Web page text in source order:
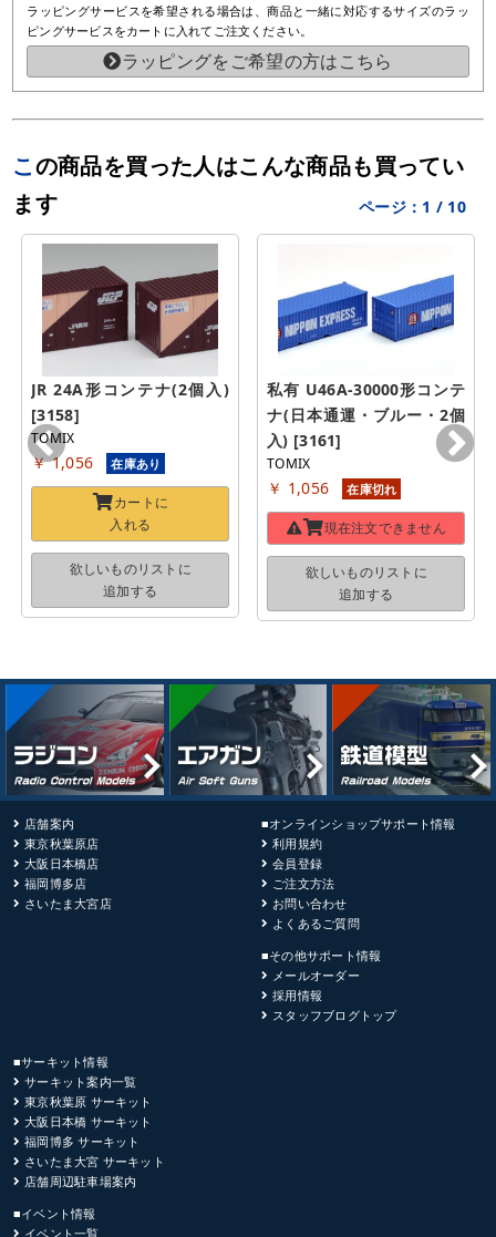
ラッピングサービスを希望される場合は、商品と一緒に対応するサイズのラッ
ピングサービスをカートに入れてご注文ください。
ラッピングをご希望の方はこちら
この商品を買った人はこんな商品も買ってい
ます
ページ： 1 / 10
JR 24A形コンテナ(2個入)
[3158]
TOMIX
￥ 1,056 在庫あり
カートに
入れる
欲しいものリストに
追加する
私有 U46A-30000形コンテ
ナ(日本通運・ブルー・2個
入) [3161]
TOMIX
￥ 1,056 在庫切れ
現在注文できません
欲しいものリストに
追加する
店舗案内
東京秋葉原店
大阪日本橋店
福岡博多店
さいたま大宮店
■オンラインショップサポート情報
利用規約
会員登録
ご注文方法
お問い合わせ
よくあるご質問
■その他サポート情報
メールオーダー
採用情報
スタッフブログトップ
■サーキット情報
サーキット案内一覧
東京秋葉原 サーキット
大阪日本橋 サーキット
福岡博多 サーキット
さいたま大宮 サーキット
店舗周辺駐車場案内
■イベント情報
イベント一覧